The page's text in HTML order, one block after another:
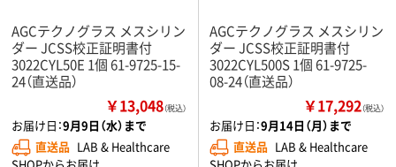
AGCテクノグラス メスシリン
ダー JCSS校正証明書付
3022CYL50E 1個 61-9725-15-
24（直送品）
￥13,048（税込）
お届け日：9月9日（水）まで
直送品 LAB & Healthcare
AGCテクノグラス メスシリン
ダー JCSS校正証明書付
3022CYL500S 1個 61-9725-
08-24（直送品）
￥17,292（税込）
お届け日：9月14日（月）まで
直送品 LAB & Healthcare